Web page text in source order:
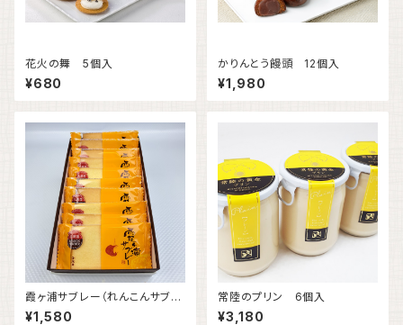
花火の舞 5個入
¥680
かりんとう饅頭 12個入
¥1,980
霞ヶ浦サブレー（れんこんサブ
レ） 10枚入
¥1,580
常陸のプリン 6個入
¥3,180